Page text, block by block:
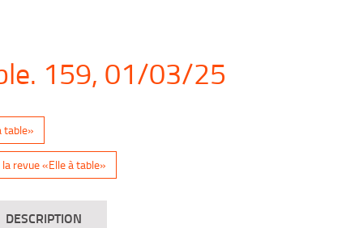
159, 01/03/25
table»
revue «Elle à table»
DESCRIPTION